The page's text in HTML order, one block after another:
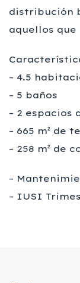
distribución
aquellos
– 4.5
– 5 baños
– 2 espacios
– 665 m² de
– 258 m² de
–
– IUSI